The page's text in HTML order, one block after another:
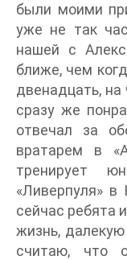
были моими
уже не так
нашей с
ближе, чем
двенадцать,
сразу же
отвечал за
вратарем в
тренирует
«Ливерпуля»
сейчас ребята
жизнь,
считаю, что